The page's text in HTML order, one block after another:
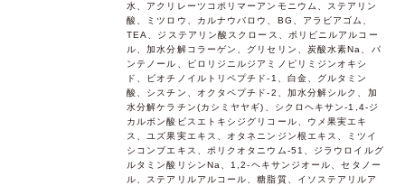
水、アクリレーツコポリマーアンモニウム、ステアリン
酸、ミツロウ、カルナウバロウ、BG、アラビアゴム、
TEA、ジステアリン酸スクロース、ポリビニルアルコー
ル、加水分解コラーゲン、グリセリン、炭酸水素Na、パ
ンテノール、ピロリジニルジアミノピリミジンオキシ
ド、ビオチノイルトリペプチド-1、白金、グルタミン
酸、シスチン、オクタペプチド-2、加水分解シルク、加
水分解ケラチン(カシミヤヤギ)、シクロヘキサン-1,4-ジ
カルボン酸ビスエトキシジグリコール、ウメ果実エキ
ス、ユズ果実エキス、オタネニンジン根エキス、ミツイ
シコンブエキス、ポリクオタニウム-51、ジラウロイルグ
ルタミン酸リシンNa、1,2-ヘキサンジオール、セタノー
ル、ステアリルアルコール、糖脂質、イソステアリルア